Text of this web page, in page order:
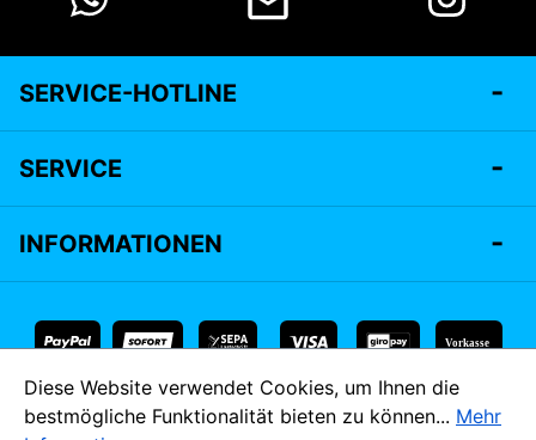
SERVICE-HOTLINE
SERVICE
INFORMATIONEN
Vorkasse
* Alle Preise inkl. gesetzl. Mehrwertsteuer zzgl.
Versandkosten
und ggf. Nachnahmegebühren, wenn nicht anders angegeben.
Diese Website verwendet Cookies, um Ihnen die
bestmögliche Funktionalität bieten zu können... Mehr